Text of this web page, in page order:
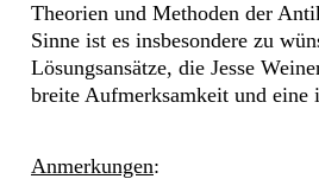
Theorien und Methoden der
Sinne ist es insbesondere zu
Lösungsansätze, die Jesse
breite Aufmerksamkeit und
Anmerkungen: